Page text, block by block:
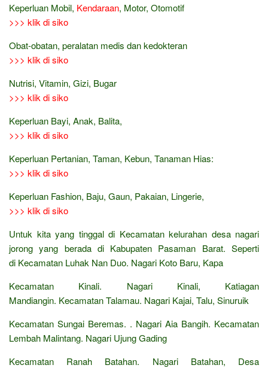
Keperluan Mobil, Kendaraan, Motor, Otomotif
>>> klik di siko
Obat-obatan, peralatan medis dan kedokteran
>>> klik di siko
Nutrisi, Vitamin, Gizi, Bugar
>>> klik di siko
Keperluan Bayi, Anak, Balita,
>>> klik di siko
Keperluan Pertanian, Taman, Kebun, Tanaman Hias:
>>> klik di siko
Keperluan Fashion, Baju, Gaun, Pakaian, Lingerie,
>>> klik di siko
Untuk kita yang tinggal di Kecamatan kelurahan desa nagari
jorong yang berada di Kabupaten Pasaman Barat. Seperti
di Kecamatan Luhak Nan Duo. Nagari Koto Baru, Kapa
Kecamatan Kinali. Nagari Kinali, Katiagan
Mandiangin. Kecamatan Talamau. Nagari Kajai, Talu, Sinuruik
Kecamatan Sungai Beremas. . Nagari Aia Bangih. Kecamatan
Lembah Malintang. Nagari Ujung Gading
Kecamatan Ranah Batahan. Nagari Batahan, Desa